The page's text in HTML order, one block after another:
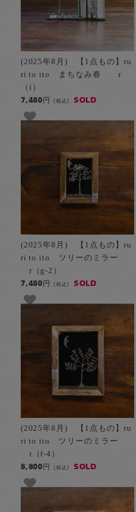
(2025年8月) 【1点もの】ru
ri to ito まちなみ春 r
（i）
7,480円[税込] SOLD
(2025年8月) 【1点もの】ru
ri to ito ツリーのミラー
r（g-2）
7,480円[税込] SOLD
(2025年8月) 【1点もの】ru
ri to ito ツリーのミラー
r（f-4）
8,800円[税込] SOLD